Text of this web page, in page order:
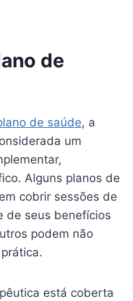
de
de saúde, a
um
Alguns planos de
cobrir sessões de
de seus benefícios
podem não
está coberta